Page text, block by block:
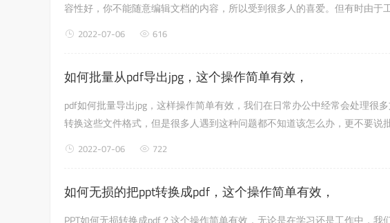
容性好，你不能随意编辑文档的内容，所以受到很多人的喜爱。但有时由于
2022-07-06 616
如何批量从pdf导出jpg，这个操作简单有效，
pdf如何批量导出jpg，这样操作简单有效，我们在日常办公中经常会处理很
转换这些文件格式，但是很多人遇到这种问题都不知道该怎么办，更不要
2022-07-06 722
如何无损的把ppt转换成pdf，这个操作简单有效，
PPT如何无损转换成pdf？这个操作简单有效，无论是在学习还是工作中，